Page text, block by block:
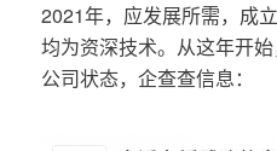
2021年，应发展所需，成
均为资深技术。从这年开
公司状态，企查查信息：